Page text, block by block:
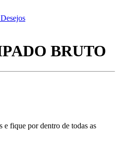
BRUTO
e fique por dentro de todas as